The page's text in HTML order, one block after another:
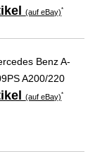
(auf eBay)*
Benz A-
A200/220
(auf eBay)*